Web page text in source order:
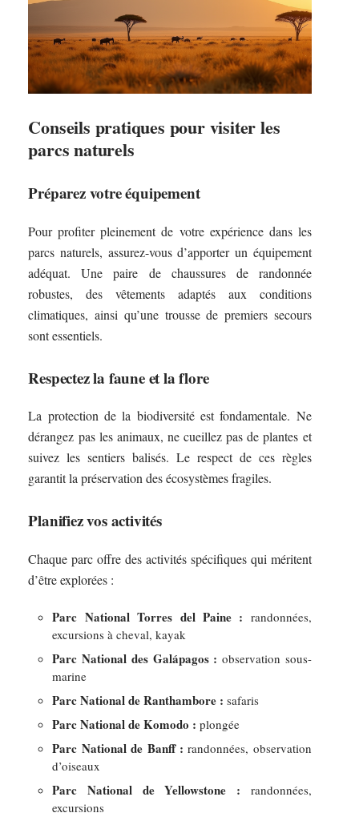
Conseils pratiques pour visiter les
parcs naturels
Préparez votre équipement
Pour profiter pleinement de votre expérience dans les
parcs naturels, assurez-vous d’apporter un équipement
adéquat. Une paire de chaussures de randonnée
robustes, des vêtements adaptés aux conditions
climatiques, ainsi qu’une trousse de premiers secours
sont essentiels.
Respectez la faune et la flore
La protection de la biodiversité est fondamentale. Ne
dérangez pas les animaux, ne cueillez pas de plantes et
suivez les sentiers balisés. Le respect de ces règles
garantit la préservation des écosystèmes fragiles.
Planifiez vos activités
Chaque parc offre des activités spécifiques qui méritent
d’être explorées :
Parc National Torres del Paine : randonnées,
excursions à cheval, kayak
Parc National des Galápagos : observation sous-
marine
Parc National de Ranthambore : safaris
Parc National de Komodo : plongée
Parc National de Banff : randonnées, observation
d’oiseaux
Parc National de Yellowstone : randonnées,
excursions